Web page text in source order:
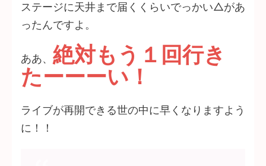
ステージに天井まで届くくらいでっかい△があ
ったんですよ。
ああ、 絶対もう１回行き
たーーーい！
ライブが再開できる世の中に早くなりますよう
に！！